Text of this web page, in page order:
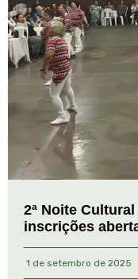
2ª Noite
inscrições
1 de setembro de 2025